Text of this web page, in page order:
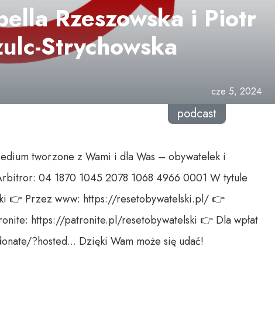
Rzeszowska i Piotr
Strychowska
cze 5, 2024
podcast
tworzone z Wami i dla Was – obywatelek i
04 1870 1045 2078 1068 4966 0001 W tytule
👉 Przez www: https://resetobywatelski.pl/ 👉
https://patronite.pl/resetobywatelski 👉 Dla wpłat
?hosted... Dzięki Wam może się udać!